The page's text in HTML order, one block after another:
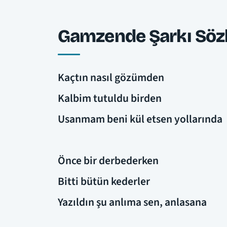
Gamzende Şarkı
Kaçtın nasıl gözümden
Kalbim tutuldu birden
Usanmam beni kül etsen yollarında
Önce bir derbederken
Bitti bütün kederler
Yazıldın şu anlıma sen, anlasana